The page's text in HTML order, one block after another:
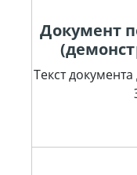
Документ
Текст